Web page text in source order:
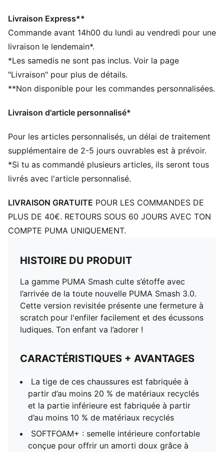
matériaux recyclés
SOFTFOAM+ : semelle intérieure confortable conçue
pour offrir un amorti doux grâce à son talon ultra-
DÉTAILS
Coupe régulière
Accroches auto-agrippantes
Écussons sur les brides
Semelle intérieure KinderFit pour un ajustement parfait
PUMA Bébé : recommandé pour les enfants âgés de
0 à 4 ans
96,14 % matière synthétique, 3,86 % textile
Livraison Express**
Commande avant 14h00 du lundi au vendredi pour une
livraison le lendemain*.
*Les samedis ne sont pas inclus. Voir la page
"Livraison" pour plus de détails.
**Non disponible pour les commandes personnalisées.
Livraison d'article personnalisé*
Pour les articles personnalisés, un délai de traitement
supplémentaire de 2-5 jours ouvrables est à prévoir.
*Si tu as commandé plusieurs articles, ils seront tous
livrés avec l'article personnalisé.
LIVRAISON GRATUITE POUR LES COMMANDES DE
PLUS DE 40€. RETOURS SOUS 60 JOURS AVEC TON
COMPTE PUMA UNIQUEMENT.
HISTOIRE DU PRODUIT
La gamme PUMA Smash culte s’étoffe avec
l’arrivée de la toute nouvelle PUMA Smash 3.0.
Cette version revisitée présente une fermeture à
scratch pour l'enfiler facilement et des écussons
ludiques. Ton enfant va l’adorer !
CARACTÉRISTIQUES + AVANTAGES
La tige de ces chaussures est fabriquée à
partir d’au moins 20 % de matériaux recyclés
et la partie inférieure est fabriquée à partir
d’au moins 10 % de matériaux recyclés
SOFTFOAM+ : semelle intérieure confortable
conçue pour offrir un amorti doux grâce à